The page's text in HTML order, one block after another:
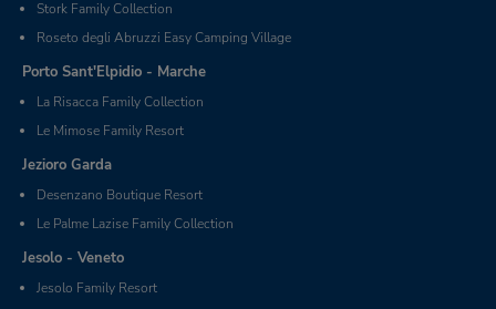
Stork Family Collection
Roseto degli Abruzzi Easy Camping Village
Porto Sant'Elpidio - Marche
La Risacca Family Collection
Le Mimose Family Resort
Jezioro Garda
Desenzano Boutique Resort
Le Palme Lazise Family Collection
Jesolo - Veneto
Jesolo Family Resort